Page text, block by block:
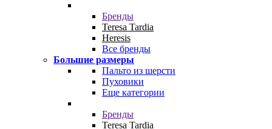
Бренды
Teresa Tardia
Heresis
Все бренды
Большие размеры
Пальто из шерсти
Пуховики
Еще категории
Бренды
Teresa Tardia